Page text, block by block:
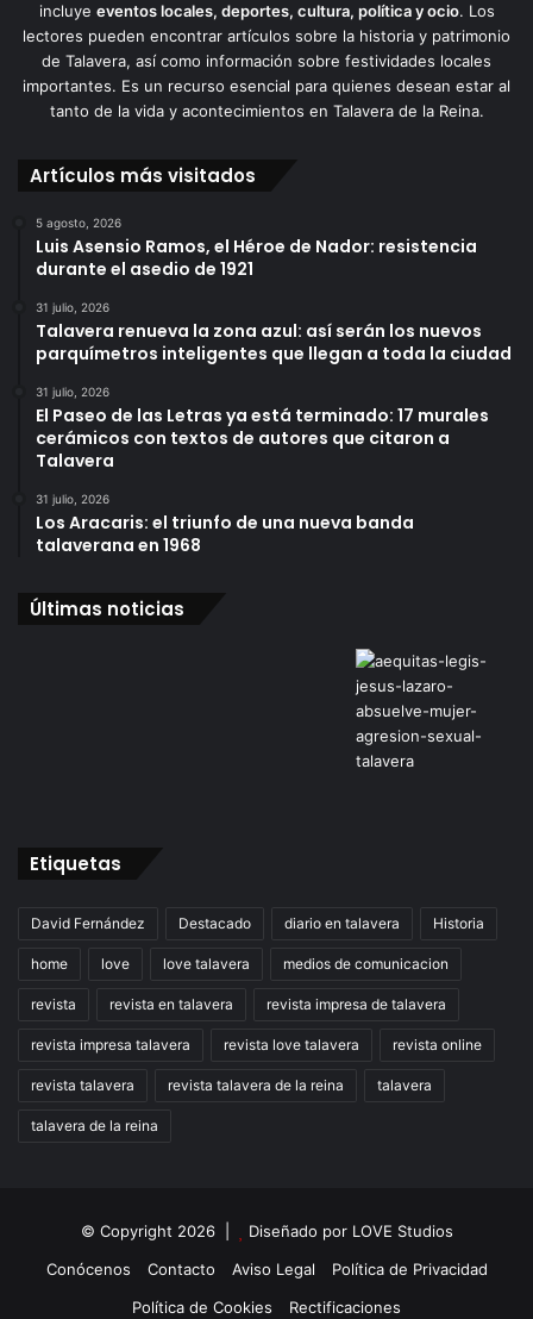
incluye eventos locales, deportes, cultura, política y ocio. Los
lectores pueden encontrar artículos sobre la historia y patrimonio
de Talavera, así como información sobre festividades locales
importantes. Es un recurso esencial para quienes desean estar al
tanto de la vida y acontecimientos en Talavera de la Reina.
Artículos más visitados
5 agosto, 2026
Luis Asensio Ramos, el Héroe de Nador: resistencia
durante el asedio de 1921
31 julio, 2026
Talavera renueva la zona azul: así serán los nuevos
parquímetros inteligentes que llegan a toda la ciudad
31 julio, 2026
El Paseo de las Letras ya está terminado: 17 murales
cerámicos con textos de autores que citaron a
Talavera
31 julio, 2026
Los Aracaris: el triunfo de una nueva banda
talaverana en 1968
Últimas noticias
Etiquetas
David Fernández Destacado diario en talavera Historia
home love love talavera medios de comunicacion
revista revista en talavera revista impresa de talavera
revista impresa talavera revista love talavera revista online
revista talavera revista talavera de la reina talavera
talavera de la reina
© Copyright 2026 | Diseñado por LOVE Studios
Conócenos
Contacto Aviso Legal
Política de Privacidad
Política de Cookies
Rectificaciones